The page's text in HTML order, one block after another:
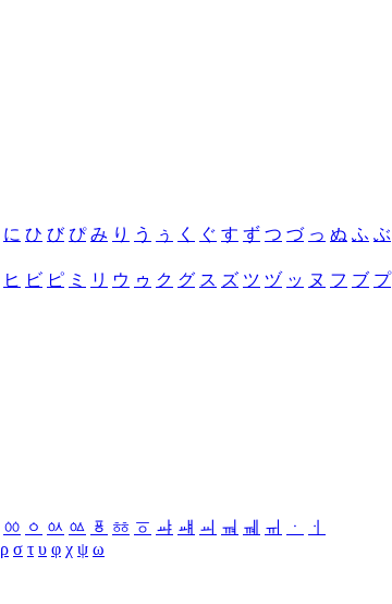
に ひ び ぴ み り う ぅ く ぐ す ず つ づ っ ぬ ふ ぶ
ヒ ビ ピ ミ リ ウ ゥ ク グ ス ズ ツ ヅ ッ ヌ フ ブ プ
ㆀ ㆁ ㆂ ㆃ ㆄ ㆅ ㆆ ㆇ ㆈ ㆉ ㆊ ㆋ ㆌ ㆍ
ㆎ
ρ σ τ υ φ χ ψ ω